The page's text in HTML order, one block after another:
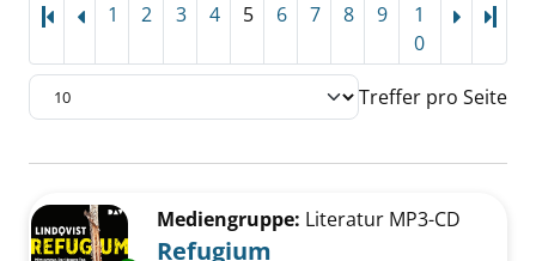
1 2 3 4 5 6 7 8 9
1
0
Treffer pro Seite
Zu den Suchfiltern springen
Mediengruppe: Literatur MP3-CD
Refugium